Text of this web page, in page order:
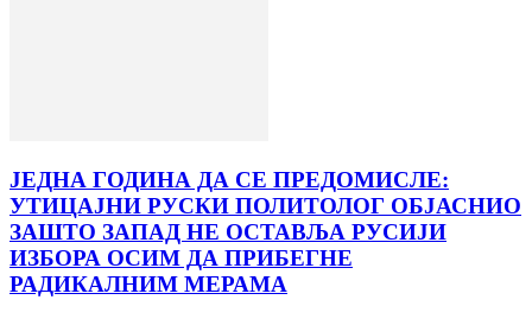
ЈЕДНА ГОДИНА ДА СЕ ПРЕДОМИСЛЕ:
УТИЦАЈНИ РУСКИ ПОЛИТОЛОГ ОБЈАСНИО
ЗАШТО ЗАПАД НЕ ОСТАВЉА РУСИЈИ
ИЗБОРА ОСИМ ДА ПРИБЕГНЕ
РАДИКАЛНИМ МЕРАМА